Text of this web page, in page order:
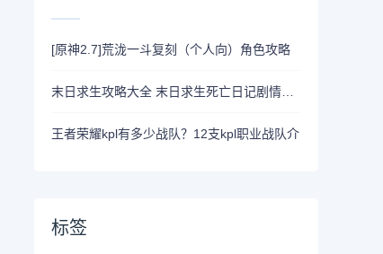
[原神2.7]荒泷一斗复刻（个人向）角色攻略
王者荣耀kpl有多少战队？12支kpl职业战队介
标签